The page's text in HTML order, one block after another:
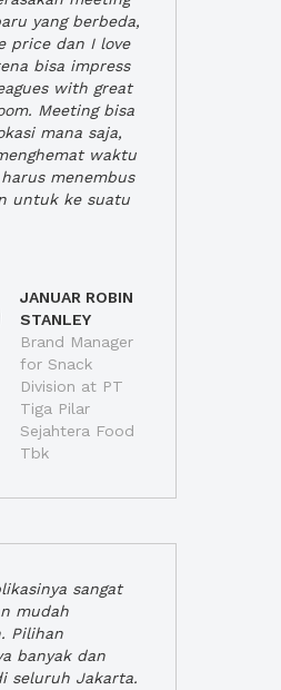
yang berbeda,
price dan I love
bisa impress
with great
Meeting bisa
mana saja,
waktu
menembus
untuk ke suatu
JANUAR ROBIN
STANLEY
Brand Manager
for Snack
Division at PT
Tiga Pilar
Sejahtera Food
Tbk
sangat
mudah
Pilihan
banyak dan
seluruh Jakarta.